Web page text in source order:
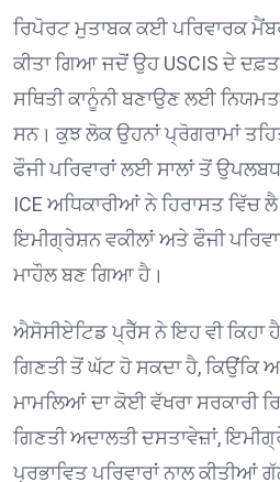
ਰਿਪੋਰਟ ਮੁਤਾਬਕ ਕਈ ਪਰਿਵਾਰਕ
ਕੀਤਾ ਗਿਆ ਜਦੋਂ ਉਹ USCIS ਦੇ
ਸਥਿਤੀ ਕਾਨੂੰਨੀ ਬਣਾਉਣ ਲਈ
ਸਨ। ਕੁਝ ਲੋਕ ਉਹਨਾਂ ਪ੍ਰੋਗਰਾਮਾਂ
ਫੌਜੀ ਪਰਿਵਾਰਾਂ ਲਈ ਸਾਲਾਂ ਤੋਂ
ICE ਅਧਿਕਾਰੀਆਂ ਨੇ ਹਿਰਾਸਤ
ਇਮੀਗ੍ਰੇਸ਼ਨ ਵਕੀਲਾਂ ਅਤੇ ਫੌਜੀ
ਮਾਹੌਲ ਬਣ ਗਿਆ ਹੈ। ⁠
ਐਸੋਸੀਏਟਿਡ ਪ੍ਰੈੱਸ ਨੇ ਇਹ ਵੀ ਕਿਹਾ
ਗਿਣਤੀ ਤੋਂ ਘੱਟ ਹੋ ਸਕਦਾ ਹੈ, ਕਿਉਂਕਿ
ਮਾਮਲਿਆਂ ਦਾ ਕੋਈ ਵੱਖਰਾ ਸਰਕਾਰੀ
ਗਿਣਤੀ ਅਦਾਲਤੀ ਦਸਤਾਵੇਜ਼ਾਂ,
ਪ੍ਰਭਾਵਿਤ ਪਰਿਵਾਰਾਂ ਨਾਲ ਕੀਤੀਆਂ